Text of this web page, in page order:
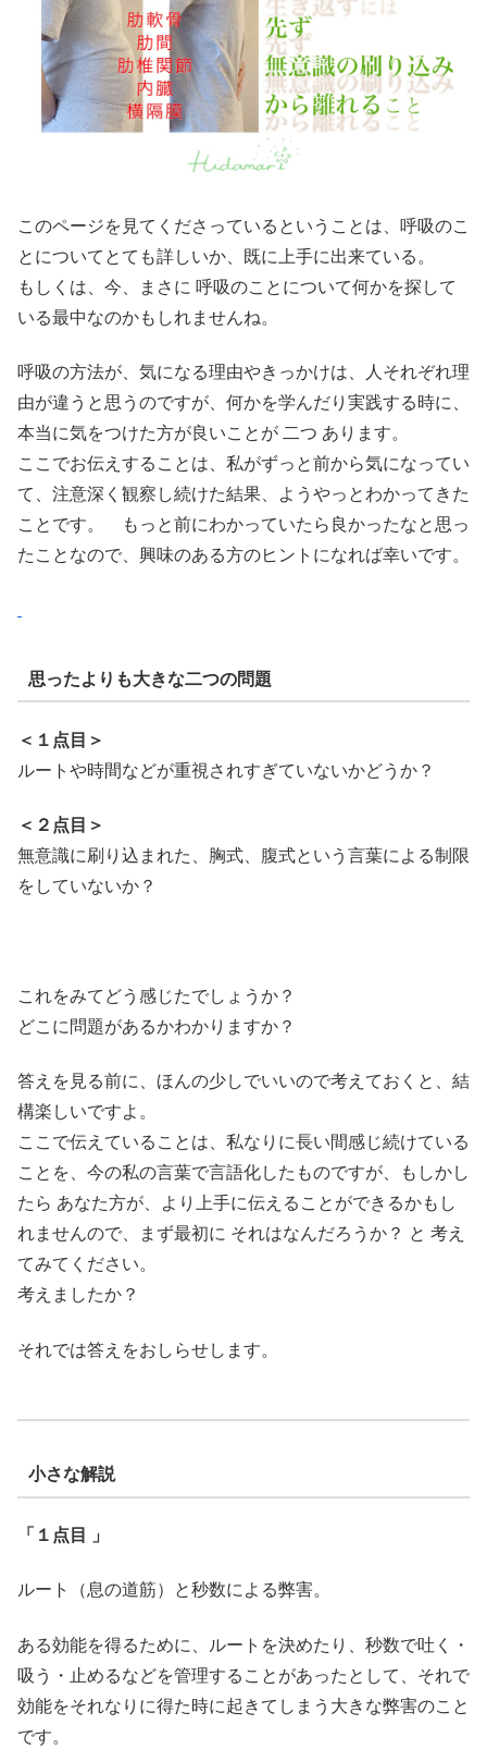
このページを見てくださっているということは、呼吸のこ
とについてとても詳しいか、既に上手に出来ている。
もしくは、今、まさに 呼吸のことについて何かを探して
いる最中なのかもしれませんね。
呼吸の方法が、気になる理由やきっかけは、人それぞれ理
由が違うと思うのですが、何かを学んだり実践する時に、
本当に気をつけた方が良いことが 二つ あります。
ここでお伝えすることは、私がずっと前から気になってい
て、注意深く観察し続けた結果、ようやっとわかってきた
ことです。 もっと前にわかっていたら良かったなと思っ
たことなので、興味のある方のヒントになれば幸いです。
思ったよりも大きな二つの問題
＜１点目＞
ルートや時間などが重視されすぎていないかどうか？
＜２点目＞
無意識に刷り込まれた、胸式、腹式という言葉による制限
をしていないか？
これをみてどう感じたでしょうか？
どこに問題があるかわかりますか？
答えを見る前に、ほんの少しでいいので考えておくと、結
構楽しいですよ。
ここで伝えていることは、私なりに長い間感じ続けている
ことを、今の私の言葉で言語化したものですが、もしかし
たら あなた方が、より上手に伝えることができるかもし
れませんので、まず最初に それはなんだろうか？ と 考え
てみてください。
考えましたか？
それでは答えをおしらせします。
小さな解説
「１点目 」
ルート（息の道筋）と秒数による弊害。
ある効能を得るために、ルートを決めたり、秒数で吐く・
吸う・止めるなどを管理することがあったとして、それで
効能をそれなりに得た時に起きてしまう大きな弊害のこと
です。